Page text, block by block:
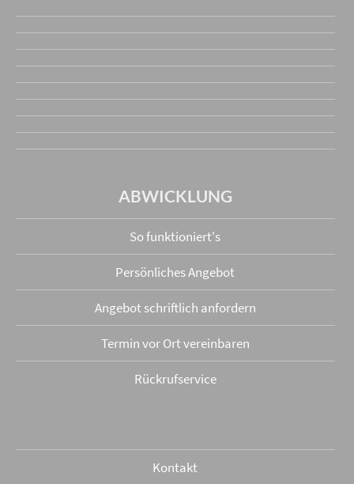
ABWICKLUNG
So funktioniert's
Persönliches Angebot
Angebot schriftlich anfordern
Termin vor Ort vereinbaren
Rückrufservice
Kontakt